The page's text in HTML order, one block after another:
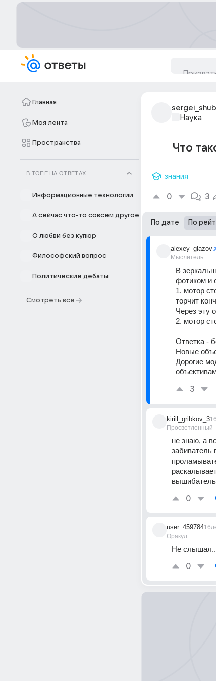
Главная
Моя лента
Пространства
В ТОПЕ НА ОТВЕТАХ
Информационные технологии
А сейчас что-то совсем другое
О любви без купюр
Философский вопрос
Политические дебаты
Смотреть все
Наука
Что
знания
0 3
По дате По
alexey_glazov
Мыслитель
В
фотиком и
1. мотор
торчит
Через эту
2. мотор
Ответка -
Новые
Дорогие
3
kirill_gribkov_3
Просветленный
не знаю, а
забиватель
вышибатель
0
user_459784
Оракул
Не
0